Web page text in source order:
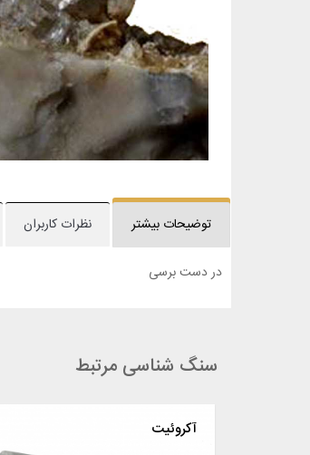
توضیحات بیشتر نظرات کاربران
در دست برسی
سنگ شناسی مرتبط
آکروئیت